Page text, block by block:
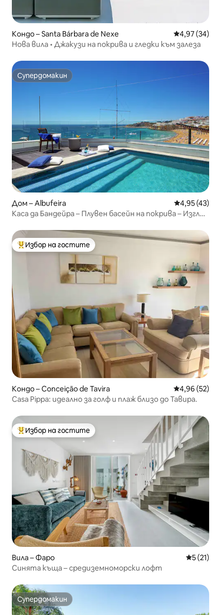
Кондо – Santa Bárbara de Nexe Средна
4,97 (34)
Нова вила • Джакузи на покрива и гледки към залеза
Супердомакин
Супердомакин
Дом – Albufeira Средна
4,95 (43)
Каса да Бандейра – Плувен басейн на покрива – Изглед
Най-популярен избор на гостите
Избор на гостите
Кондо – Conceição de Tavira Средна
4,96 (52)
Casa Pippa: идеално за голф и плаж близо до Тавира.
Най-популярен избор на гостите
Избор на гостите
Вила – Фаро Средна
5 (21)
Синята къща – средиземноморски лофт
Супердомакин
Супердомакин